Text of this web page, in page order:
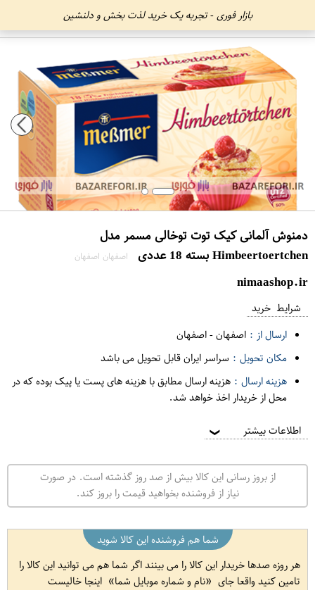
بازار فوری - تجربه یک خرید لذت بخش و دلنشین
دمنوش آلمانی کیک توت توخالی مسمر مدل
Himbeertoertchen بسته 18 عددی
اصفهان اصفهان
nimaashop.ir
شرایط خرید
ارسال از : اصفهان-اصفهان
مکان تحویل : سراسر ایران قابل تحویل می باشد
هزینه ارسال : هزینه ارسال مطابق با هزینه های پست یا پیک بوده که در
محل از خریدار اخذ خواهد شد.
اطلاعات بیشتر ❯
از بروز رسانی این کالا بیش از صد روز گذشته است. در صورت
نیاز از فروشنده بخواهید قیمت را بروز کند.
شما هم فروشنده این کالا شوید
هر روزه صدها خریدار این کالا را می بینند اگر شما هم می توانید این کالا را
تامین کنید واقعا جای
نام و شماره موبایل شما اینجا خالیست